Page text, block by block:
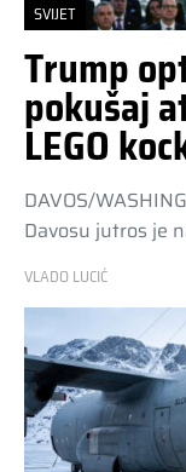
SVIJET
Trump
pokušaj
LEGO
DAVOS/
Davosu jutros je
VLADO LUCIĆ